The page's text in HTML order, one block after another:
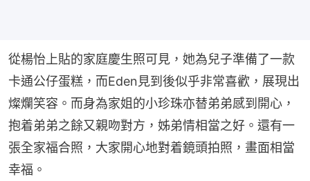
從楊怡上貼的家庭慶生照可見，她為兒子準備了一款
卡通公仔蛋糕，而Eden見到後似乎非常喜歡，展現出
燦爛笑容。而身為家姐的小珍珠亦替弟弟感到開心，
抱着弟弟之餘又親吻對方，姊弟情相當之好。還有一
張全家福合照，大家開心地對着鏡頭拍照，畫面相當
幸福。